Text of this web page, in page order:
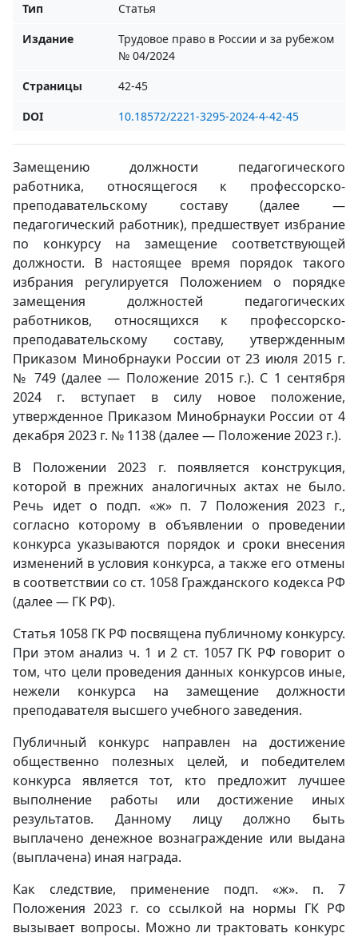
Тип
Статья
Издание
Трудовое право в России и за рубежом
№ 04/2024
Страницы
42-45
DOI
10.18572/2221-3295-2024-4-42-45
Замещению должности педагогического
работника, относящегося к профессорско-
преподавательскому составу (далее —
педагогический работник), предшествует избрание
по конкурсу на замещение соответствующей
должности. В настоящее время порядок такого
избрания регулируется Положением о порядке
замещения должностей педагогических
работников, относящихся к профессорско-
преподавательскому составу, утвержденным
Приказом Минобрнауки России от 23 июля 2015 г.
№ 749 (далее — Положение 2015 г.). С 1 сентября
2024 г. вступает в силу новое положение,
утвержденное Приказом Минобрнауки России от 4
декабря 2023 г. № 1138 (далее — Положение 2023 г.).
В Положении 2023 г. появляется конструкция,
которой в прежних аналогичных актах не было.
Речь идет о подп. «ж» п. 7 Положения 2023 г.,
согласно которому в объявлении о проведении
конкурса указываются порядок и сроки внесения
изменений в условия конкурса, а также его отмены
в соответствии со ст. 1058 Гражданского кодекса РФ
(далее — ГК РФ).
Статья 1058 ГК РФ посвящена публичному конкурсу.
При этом анализ ч. 1 и 2 ст. 1057 ГК РФ говорит о
том, что цели проведения данных конкурсов иные,
нежели конкурса на замещение должности
преподавателя высшего учебного заведения.
Публичный конкурс направлен на достижение
общественно полезных целей, и победителем
конкурса является тот, кто предложит лучшее
выполнение работы или достижение иных
результатов. Данному лицу должно быть
выплачено денежное вознаграждение или выдана
(выплачена) иная награда.
Как следствие, применение подп. «ж». п. 7
Положения 2023 г. со ссылкой на нормы ГК РФ
вызывает вопросы. Можно ли трактовать конкурс